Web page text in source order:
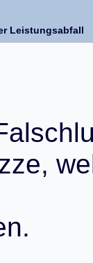
Leistungsabfall
alschl
ze, we
n.